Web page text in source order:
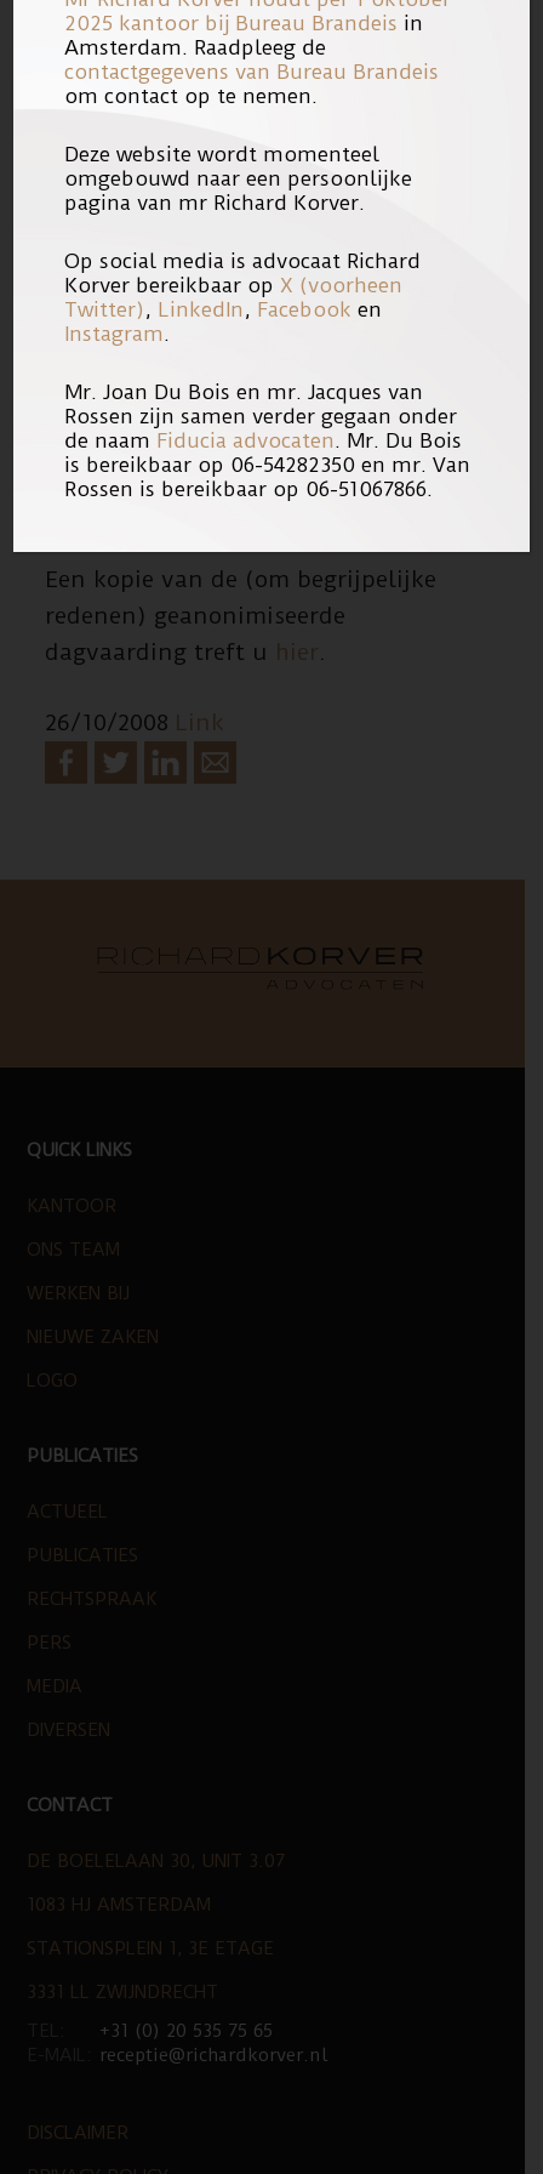
heeft met hulp van mrs.Richard A.
KorverenAnneliek P. Hendriksvan
Korver & Van Essen een Kort Geding
aanhangig gemaakt waarin zij samen
met de StichtingLANZS(Landelijk
Advocaten Netwerk Zeden
Slachtoffers) een kopie van het
dossier opeist. Dit Kort Geding dient
op 6 november om 10.00 uur voor de
Rechtbank Den Haag. Eiseressen
worden bovendien gesteund door het
proefprocessenfondsClara
Een kopie van de (om begrijpelijke
redenen) geanonimiseerde
dagvaarding treft u hier.
26/10/2008 Link
FOOTER
QUICK LINKS
KANTOOR
ONS TEAM
WERKEN BIJ
NIEUWE ZAKEN
LOGO
PUBLICATIES
ACTUEEL
PUBLICATIES
RECHTSPRAAK
PERS
MEDIA
DIVERSEN
CONTACT
DE BOELELAAN 30, UNIT 3.07
1083 HJ AMSTERDAM
STATIONSPLEIN 1, 3E ETAGE
3331 LL ZWIJNDRECHT
+31 (0) 20 535 75 65
receptie@richardkorver.nl
DISCLAIMER
2025 kantoor bij Bureau Brandeis in
Amsterdam. Raadpleeg de
contactgegevens van Bureau Brandeis
om contact op te nemen.
Deze website wordt momenteel
omgebouwd naar een persoonlijke
pagina van mr Richard Korver.
Op social media is advocaat Richard
Korver bereikbaar op X (voorheen
Twitter) , LinkedIn , Facebook en
Instagram.
Mr. Joan Du Bois en mr. Jacques van
Rossen zijn samen verder gegaan onder
de naam Fiducia advocaten. Mr. Du Bois
is bereikbaar op 06-54282350 en mr. Van
Rossen is bereikbaar op 06-51067866.